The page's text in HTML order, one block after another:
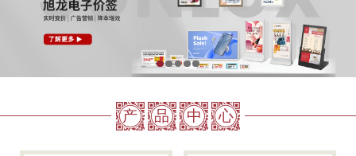
产 品 中 心